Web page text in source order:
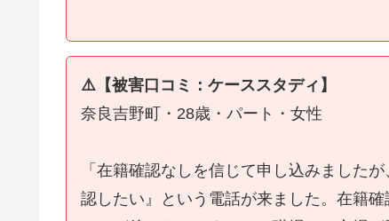
⚠️【被害口コミ：ケーススタディ】
奈良吉野町・28歳・パート・女性
「在籍確認なしを信じて申し込みました
認したい』という電話が来ました。在籍